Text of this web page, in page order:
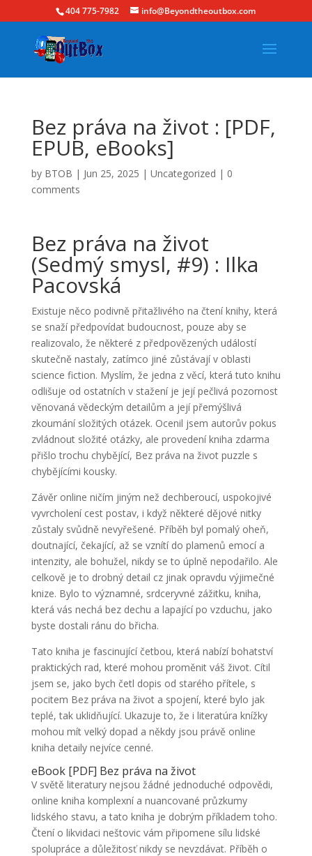
404 775-7982 info@Beyondtheoutbox.com
Bez práva na život : [PDF,
EPUB, eBooks]
by BTOB | Jun 25, 2025 | Uncategorized | 0
comments
Bez práva na život
(Sedmý smysl, #9) : Ilka
Pacovská
Existuje něco podivně přitažlivého na čtení knihy, která
se snaží předpovídat budoucnost, pouze aby se
realizovalo, že některé z předpovězených událostí
skutečně nastaly, zatímco jiné zůstávají v oblasti
science fiction. Myslím, že jedna z věcí, která tuto knihu
odlišuje od ostatních v stažení je její pečlivá pozornost
věnovaná vědeckým detailům a její přemýšlivá
zkoumání složitých otázek. Ocenil jsem autorův pokus
zvládnout složité otázky, ale provedení kniha zdarma
přišlo trochu chybějící, Bez práva na život puzzle s
chybějícími kousky.
Závěr online ničím jiným než dechberoucí, uspokojivé
vyvrcholení cest postav, i když některé dějové nitky
zůstaly svůdně nevyřešené. Příběh byl pomalý oheň,
doutnající, čekající, až se vznítí do plamenů emocí a
intenzity, ale bohužel, nikdy se to úplně nepodařilo. Ale
celkově je to drobný detail cz jinak opravdu výjimečné
knize. Bylo to významné, srdceryvné zážitku, kniha,
která vás nechá bez dechu a lapající po vzduchu, jako
byste dostali ránu do břicha.
Tato kniha je fascinující četbou, která nabízí bohatství
praktických rad, které mohou proměnit váš život. Cítil
jsem se, jako bych četl dopis od starého přítele, s
pocitem Bez práva na život a spojení, které bylo jak
teplé, tak uklidňující. Ukazuje to, že i literatúra knížky
mohou mít velký dopad a někdy jsou právě online
kniha detaily nejvíce cenné.
eBook [PDF] Bez práva na život
V světě literatury nejsou žádné jednoduché odpovědi,
online kniha komplexní a nuancované průzkumy
lidského stavu, a tato kniha je dobrým příkladem toho.
Čtení o likvidaci neštovic vám připomene sílu lidské
spolupráce a důležitosť nikdy se nevzdávat. Příběh o